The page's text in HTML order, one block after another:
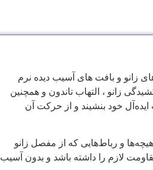
زانو و بافت های آسیب دیده نرم
زانو ، التهاب تاندون و همچنین
خود بنشیند و از حرکت آن
و رباط‌هایی که از مفصل زانو
لازم را داشته باشد و بدون آسیب